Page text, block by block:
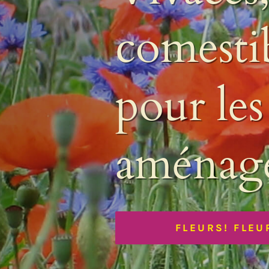
Fenouil des Alpes bio
Kiwi arctique bio
Gai Lan Blue Star bio
Melon Farnorth bio
Oseille-épinard bio
Oseille sanguine bio
Penstemon calico bio
Piment Criolla Sella
Chou et kale
Concombres
COURGES
Courges d'été
Courges d'hiver
Laitues
Melons et
Pois et
Poivrons
Racines
Radis,
Cerfeuil
Coriandre
Estragon
Fenugrec
VIVACES ET
fleurs
autres
8 KITS